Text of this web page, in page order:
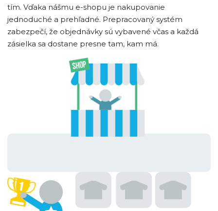
tím. Vďaka nášmu e-shopu je nakupovanie
jednoduché a prehľadné. Prepracovaný systém
zabezpečí, že objednávky sú vybavené včas a každá
zásielka sa dostane presne tam, kam má.